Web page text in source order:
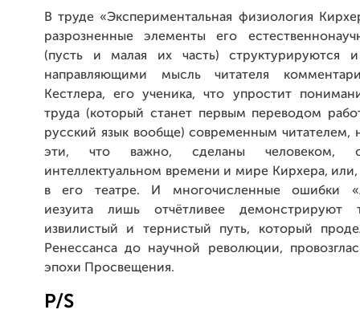
В труде «Экспериментальная физиология
разрозненные элементы его
(пусть и малая их часть) структурируются
направляющими мысль читателя
Кестлера, его ученика, что упростит
труда (который станет первым переводом
русский язык вообще) современным читателем,
эти, что важно, сделаны человеком,
интеллектуальном времени и мире Кирхера, или,
в его театре. И многочисленные ошибки
иезуита лишь отчётливее демонстрируют
извилистый и тернистый путь, который
Ренессанса до научной революции,
эпохи Просвещения.
P/S